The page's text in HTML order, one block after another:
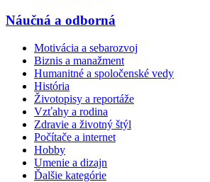
Náučná a odborná
Motivácia a sebarozvoj
Biznis a manažment
Humanitné a spoločenské vedy
História
Životopisy a reportáže
Vzťahy a rodina
Zdravie a životný štýl
Počítače a internet
Hobby
Umenie a dizajn
Ďalšie kategórie